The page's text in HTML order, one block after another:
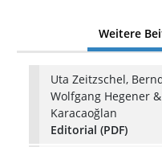
Weitere
Uta Zeitzschel,
Wolfgang Hegener
Karacaoğlan
Editorial (PDF)